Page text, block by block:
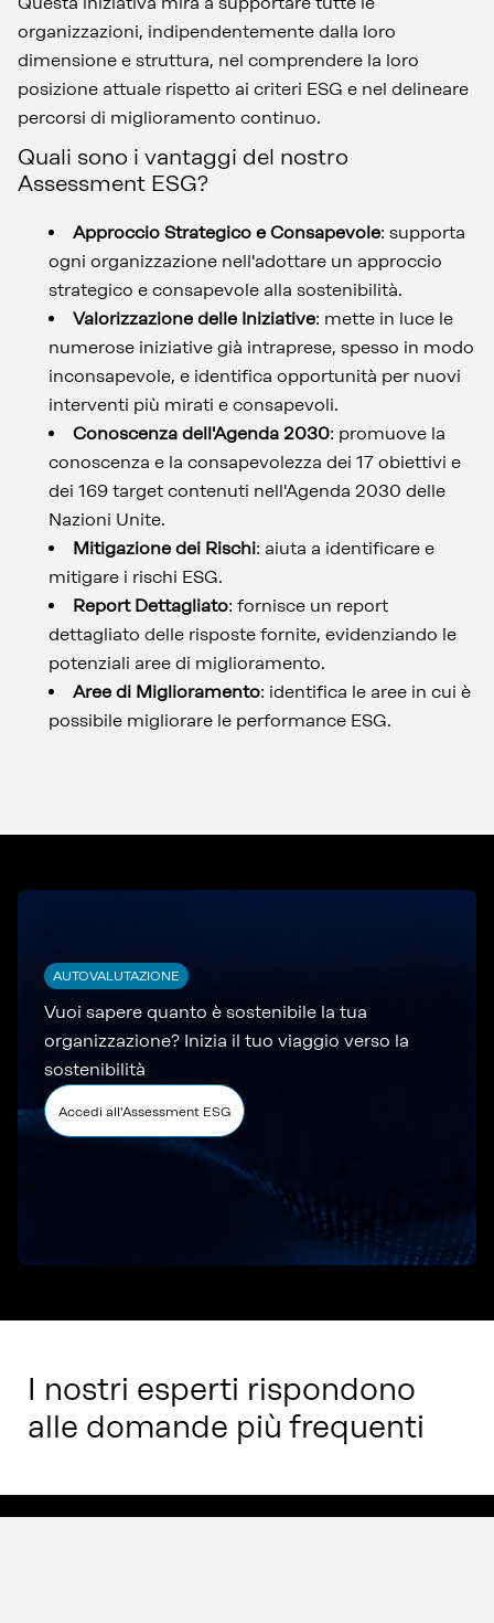
organizzazioni, indipendentemente dalla loro
dimensione e struttura, nel comprendere la loro
posizione attuale rispetto ai criteri ESG e nel delineare
percorsi di miglioramento continuo.
Quali sono i vantaggi del nostro
Assessment ESG?
Approccio Strategico e Consapevole: supporta
ogni organizzazione nell'adottare un approccio
strategico e consapevole alla sostenibilità.
Valorizzazione delle Iniziative: mette in luce le
numerose iniziative già intraprese, spesso in modo
inconsapevole, e identifica opportunità per nuovi
interventi più mirati e consapevoli.
Conoscenza dell'Agenda 2030: promuove la
conoscenza e la consapevolezza dei 17 obiettivi e
dei 169 target contenuti nell'Agenda 2030 delle
Nazioni Unite.
Mitigazione dei Rischi: aiuta a identificare e
mitigare i rischi ESG.
Report Dettagliato: fornisce un report
dettagliato delle risposte fornite, evidenziando le
potenziali aree di miglioramento.
Aree di Miglioramento: identifica le aree in cui è
possibile migliorare le performance ESG.
AUTOVALUTAZIONE
Vuoi sapere quanto è sostenibile la tua
organizzazione? Inizia il tuo viaggio verso la
sostenibilità
Accedi all'Assessment ESG
I nostri esperti rispondono
alle domande più frequenti